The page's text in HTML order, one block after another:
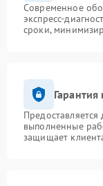
Современное
экспресс-
сроки,
выполненные
защищает